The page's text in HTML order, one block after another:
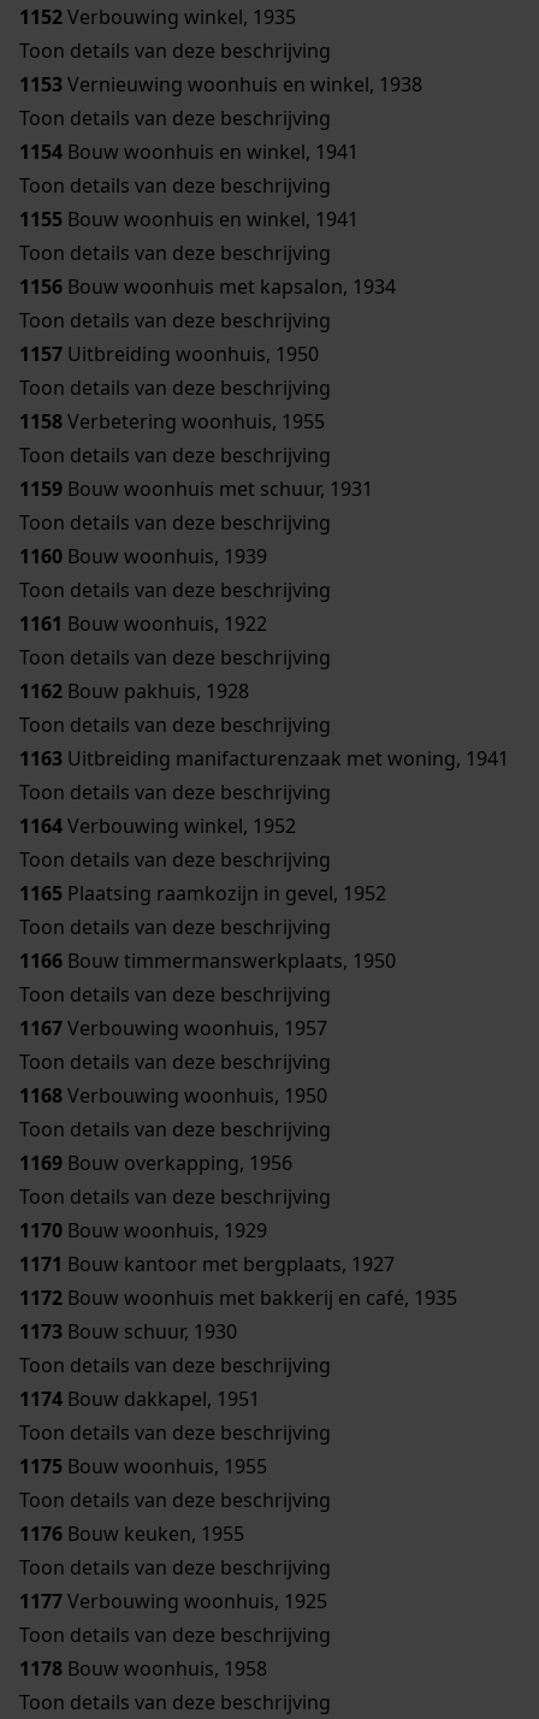
1152Verbouwing winkel, 1935
Toon details van deze beschrijving
1153Vernieuwing woonhuis en winkel, 1938
Toon details van deze beschrijving
1154 Bouw woonhuis en winkel, 1941
Toon details van deze beschrijving
1155 Bouw woonhuis en winkel, 1941
Toon details van deze beschrijving
1156 Bouw woonhuis met kapsalon, 1934
Toon details van deze beschrijving
1157 Uitbreiding woonhuis, 1950
Toon details van deze beschrijving
1158Verbetering woonhuis, 1955
Toon details van deze beschrijving
1159 Bouw woonhuis met schuur, 1931
Toon details van deze beschrijving
1160 Bouw woonhuis, 1939
Toon details van deze beschrijving
1161 Bouw woonhuis, 1922
Toon details van deze beschrijving
1162 Bouw pakhuis, 1928
Toon details van deze beschrijving
1163 Uitbreiding manifacturenzaak met woning, 1941
Toon details van deze beschrijving
1164Verbouwing winkel, 1952
Toon details van deze beschrijving
1165 Plaatsing raamkozijn in gevel, 1952
Toon details van deze beschrijving
1166 Bouw timmermanswerkplaats, 1950
Toon details van deze beschrijving
1167Verbouwing woonhuis, 1957
Toon details van deze beschrijving
1168Verbouwing woonhuis, 1950
Toon details van deze beschrijving
1169 Bouw overkapping, 1956
Toon details van deze beschrijving
1170 Bouw woonhuis, 1929
1171 Bouw kantoor met bergplaats, 1927
1172 Bouw woonhuis met bakkerij en café, 1935
1173 Bouw schuur, 1930
Toon details van deze beschrijving
1174 Bouw dakkapel, 1951
Toon details van deze beschrijving
1175 Bouw woonhuis, 1955
Toon details van deze beschrijving
1176 Bouw keuken, 1955
Toon details van deze beschrijving
1177Verbouwing woonhuis, 1925
Toon details van deze beschrijving
1178 Bouw woonhuis, 1958
Toon details van deze beschrijving